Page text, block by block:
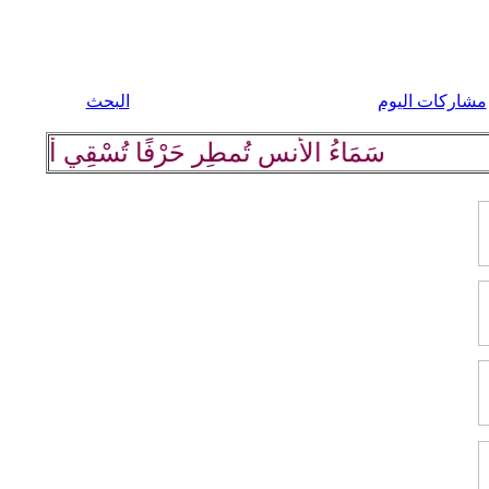
مشاركات اليوم البحث
سَمَاءُ الأُنسِ تُمطِر حَرْفًا تُسْقِي أرْضَهَا